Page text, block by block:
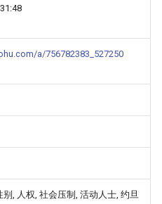
a/756782383_527250
别, 人权, 社会压制, 活动人士, 约旦